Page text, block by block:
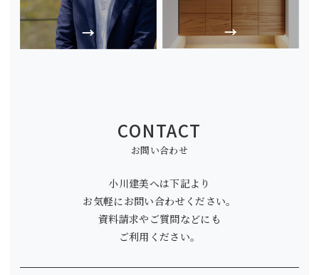
CONTACT
お問い合わせ
小川建美へは下記より
お気軽にお問い合わせください。
資料請求やご質問などにも
ご利用ください。